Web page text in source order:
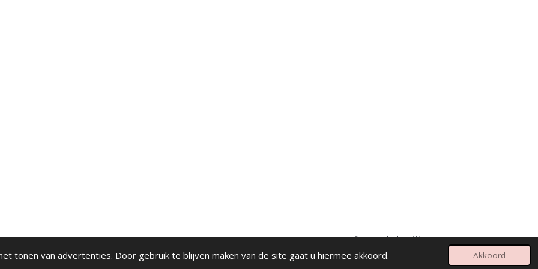
tonen van advertenties. Door gebruik te blijven maken van de site gaat u hiermee akkoord. Akkoord
Powered byJouwWeb